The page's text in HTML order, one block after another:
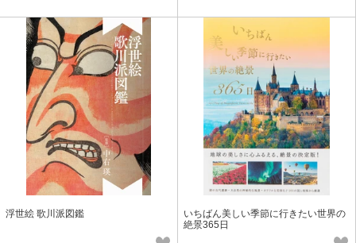
浮世絵 歌川派図鑑
いちばん美しい季節に行きたい世界の
絶景365日